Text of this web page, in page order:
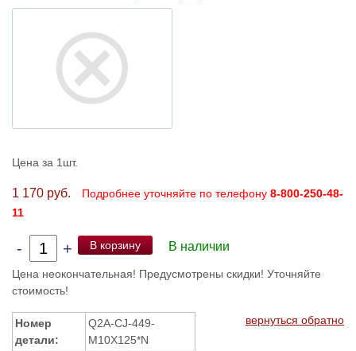
Цена за 1шт.
1 170 руб. Подробнее уточняйте по телефону 8-800-250-48-
11
- + В корзину В наличии
Цена неокончательная! Предусмотрены скидки! Уточняйте
стоимость!
Номер
детали:
Q2A-CJ-449-
M10X125*N
вернуться обратно